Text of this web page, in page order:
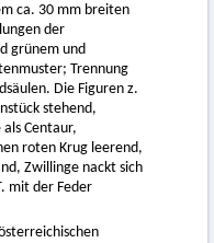
ca. 30 mm breiten
der
grünem und
Trennung
Die Figuren z.
stehend,
Centaur,
roten Krug leerend,
Zwillinge nackt sich
mit der Feder